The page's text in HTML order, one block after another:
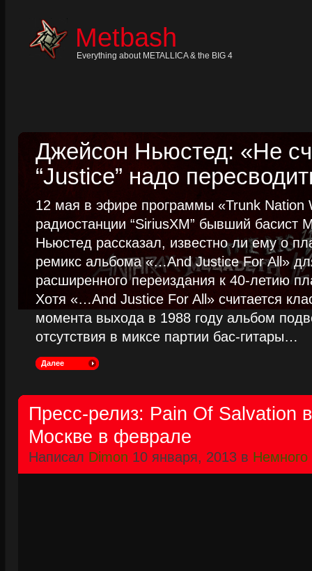
Metbash
Everything about METALLICA & the BIG 4
Джейсон Ньюстед: «Не
“Justice” надо
12 мая в эфире программы «Trunk Nation
радиостанции “SiriusXM” бывший басист
Ньюстед рассказал, известно ли ему о
ремикс альбома «…And Justice For All»
расширенного переиздания к 40-летию
Хотя «…And Justice For All» считается
момента выхода в 1988 году альбом
отсутствия в миксе партии бас-гитары…
Далее
Пресс-релиз: Pain Of Salvation
Москве в феврале
Написал Dimon 10 января, 2013 в Немного